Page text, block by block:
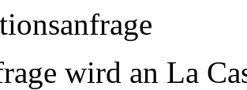
wird an La